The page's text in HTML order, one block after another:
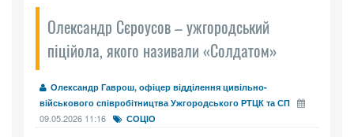
Олександр Сєроусов – ужгородський
піційола, якого називали «Солдатом»
Олександр Гаврош, офіцер відділення цивільно-
військового співробітництва Ужгородського РТЦК та СП
09.05.2026 11:16 СОЦІО